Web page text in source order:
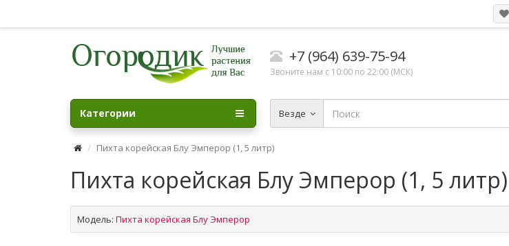
+7 (964) 639-75-94
Звоните нам с 10:00 по 22:00 (МСК)
Везде
Категории
Пихта корейская Блу Эмперор (1, 5 литр)
Пихта корейская Блу Эмперор (1, 5 литр)
Модель: Пихта корейская Блу Эмперор